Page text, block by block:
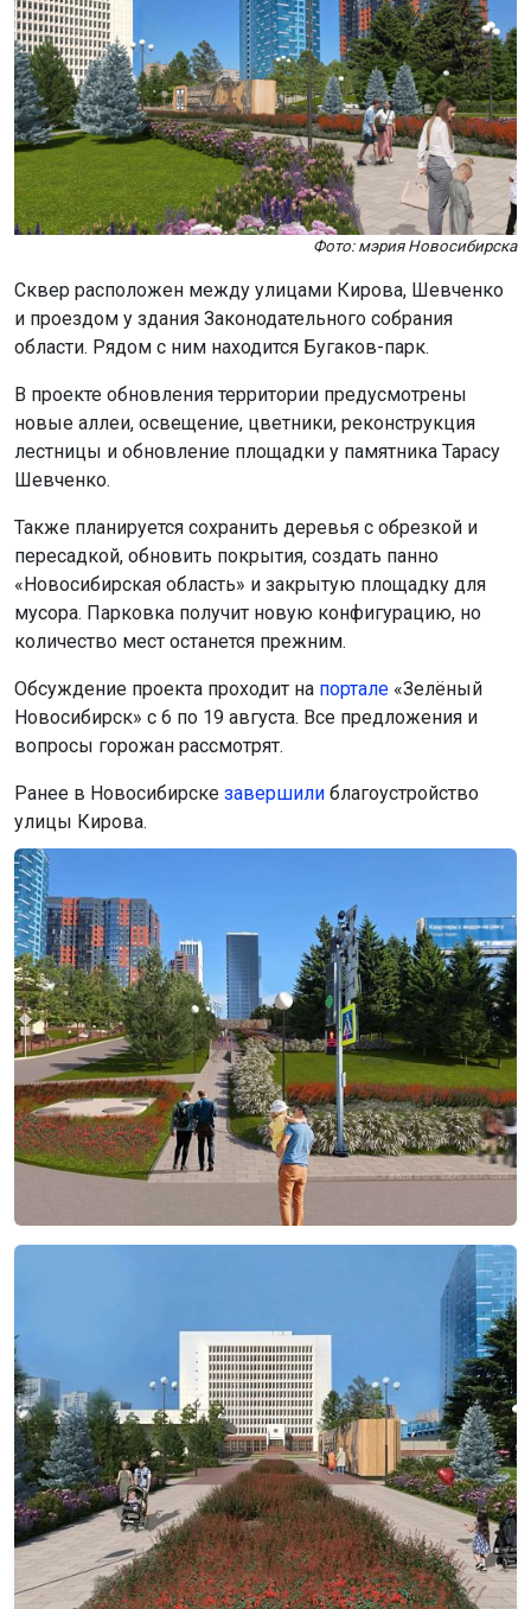
Фото: мэрия Новосибирска
Сквер расположен между улицами Кирова, Шевченко
и проездом у здания Законодательного собрания
области. Рядом с ним находится Бугаков-парк.
В проекте обновления территории предусмотрены
новые аллеи, освещение, цветники, реконструкция
лестницы и обновление площадки у памятника Тарасу
Шевченко.
Также планируется сохранить деревья с обрезкой и
пересадкой, обновить покрытия, создать панно
«Новосибирская область» и закрытую площадку для
мусора. Парковка получит новую конфигурацию, но
количество мест останется прежним.
Обсуждение проекта проходит на портале «Зелёный
Новосибирск» с 6 по 19 августа. Все предложения и
вопросы горожан рассмотрят.
Ранее в Новосибирске завершили благоустройство
улицы Кирова.